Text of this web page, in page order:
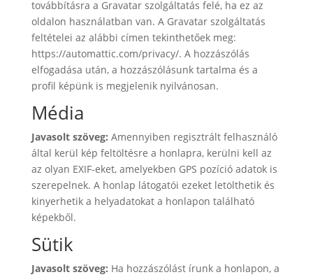
továbbításra a Gravatar szolgáltatás felé, ha ez az
oldalon használatban van. A Gravatar szolgáltatás
feltételei az alábbi címen tekinthetőek meg:
https://automattic.com/privacy/. A hozzászólás
elfogadása után, a hozzászólásunk tartalma és a
profil képünk is megjelenik nyilvánosan.
Média
Javasolt szöveg: Amennyiben regisztrált felhasználó
által kerül kép feltöltésre a honlapra, kerülni kell az
az olyan EXIF-eket, amelyekben GPS pozíció adatok is
szerepelnek. A honlap látogatói ezeket letölthetik és
kinyerhetik a helyadatokat a honlapon található
képekből.
Sütik
Javasolt szöveg: Ha hozzászólást írunk a honlapon, a